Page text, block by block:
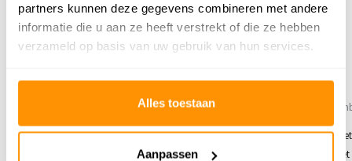
partners kunnen deze gegevens combineren met andere
informatie die u aan ze heeft verstrekt of die ze hebben
verzameld op basis van uw gebruik van hun services.
Alles toestaan
Aanpassen
Reviews
4/ 5 Gemiddelde uit 2 beoordelingen
4/5
op 18 Maart
2025
Mooie kleur en snelle levering toppie
4/5
Gepost door: op 19
Kwaliteit is goed. Had misschien
gemogen. Na uitrollen moet je het